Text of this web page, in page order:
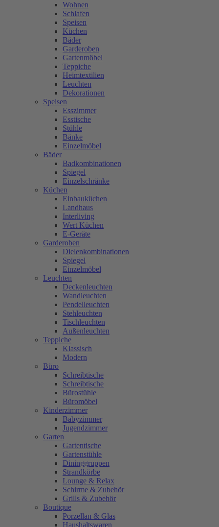
Wohnen
Schlafen
Speisen
Küchen
Bäder
Garderoben
Gartenmöbel
Teppiche
Heimtextilien
Leuchten
Dekorationen
Speisen
Esszimmer
Esstische
Stühle
Bänke
Einzelmöbel
Bäder
Badkombinationen
Spiegel
Einzelschränke
Küchen
Einbauküchen
Landhaus
Interliving
Wert Küchen
E-Geräte
Garderoben
Dielenkombinationen
Spiegel
Einzelmöbel
Leuchten
Deckenleuchten
Wandleuchten
Pendelleuchten
Stehleuchten
Tischleuchten
Außenleuchten
Teppiche
Klassisch
Modern
Büro
Schreibtische
Schreibtische
Bürostühle
Büromöbel
Kinderzimmer
Babyzimmer
Jugendzimmer
Garten
Gartentische
Gartenstühle
Dininggruppen
Strandkörbe
Lounge & Relax
Schirme & Zubehör
Grills & Zubehör
Boutique
Porzellan & Glas
Haushaltswaren